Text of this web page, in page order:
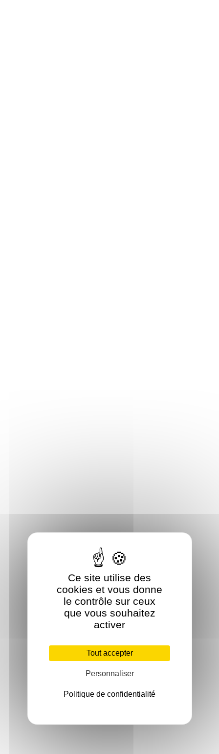
Ce site utilise des
cookies et vous donne
le contrôle sur ceux
que vous souhaitez
activer
Tout accepter
Personnaliser
Politique de confidentialité